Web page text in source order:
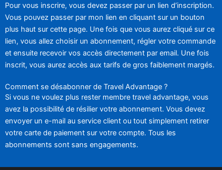
Pour vous inscrire, vous devez passer par un lien d’inscription.
Vous pouvez passer par mon lien en cliquant sur un bouton
plus haut sur cette page. Une fois que vous aurez cliqué sur ce
lien, vous allez choisir un abonnement, régler votre commande
et ensuite recevoir vos accès directement par email. Une fois
inscrit, vous aurez accès aux tarifs de gros faiblement margés.
Comment se désabonner de Travel Advantage ?
Si vous ne voulez plus rester membre travel advantage, vous
avez la possibilité de résilier votre abonnement. Vous devez
envoyer un e-mail au service client ou tout simplement retirer
votre carte de paiement sur votre compte. Tous les
abonnements sont sans engagements.